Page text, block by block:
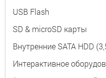
USB Flash
SD & microSD карты
Внутренние SATA HDD
Интерактивное